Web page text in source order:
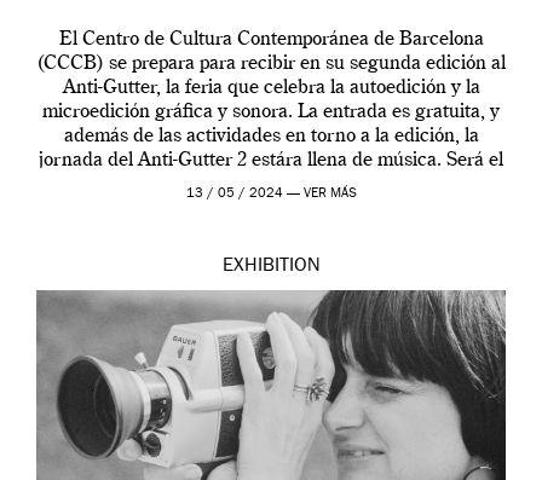
El Centro de Cultura Contemporánea de Barcelona
(CCCB) se prepara para recibir en su segunda edición al
Anti-Gutter, la feria que celebra la autoedición y la
microedición gráfica y sonora. La entrada es gratuita, y
además de las actividades en torno a la edición, la
jornada del Anti-Gutter 2 estára llena de música. Será el
[…]
13 / 05 / 2024 — VER MÁS
EXHIBITION